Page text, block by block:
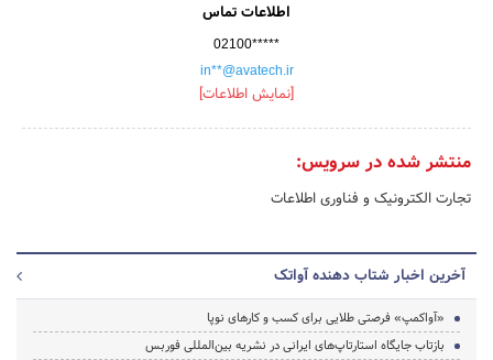
اطلاعات تماس
02100*****
in**@avatech.ir
[نمایش اطلاعات]
منتشر شده در سرویس:
تجارت الکترونیک و فناوری اطلاعات
آخرین اخبار شتاب دهنده آواتک
«آواکمپ» فرصتی طلایی برای کسب و کارهای نوپا
بازتاب جایگاه استارتاپ‌های ایرانی در نشریه بین‌المللی فوربس